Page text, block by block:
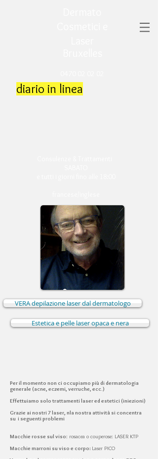
diario in linea
VERA depilazione laser dal dermatologo
Estetica e pelle laser opaca e nera
Per il momento non ci occupiamo più di dermatologia
generale (acne, eczemi, verruche, ecc.)
Effettuiamo solo trattamenti laser ed estetici (iniezioni)
Grazie ai nostri 7 laser, nla nostra attività si concentra
su i seguenti problemi
Macchie rosse sul viso: rosacea o couperose: LASER KTP
Macchie marroni su viso e corpo: Laser PICO